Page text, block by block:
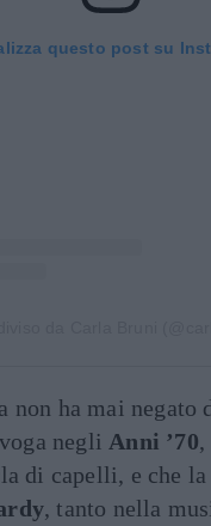
questo post su
non ha mai negato
negli Anni ’70,
di capelli, e che la
, tanto nella